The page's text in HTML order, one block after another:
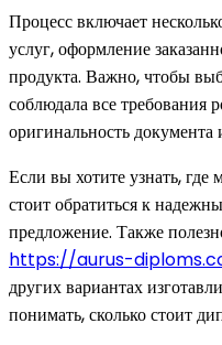
Процесс включает
услуг, оформление
продукта. Важно, чтобы
соблюдала все требования
оригинальность
Если вы хотите узнать, где
стоит обратиться к
предложение. Также
https://aurus-
других вариантах
понимать, сколько стоит